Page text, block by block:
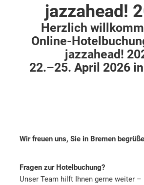
jazzahead!
Herzlich
Online-
jazzahead!
22.–25. April 2026
Wir freuen uns, Sie in Bremen
Fragen zur Hotelbuchung?
Unser Team hilft Ihnen gerne weiter